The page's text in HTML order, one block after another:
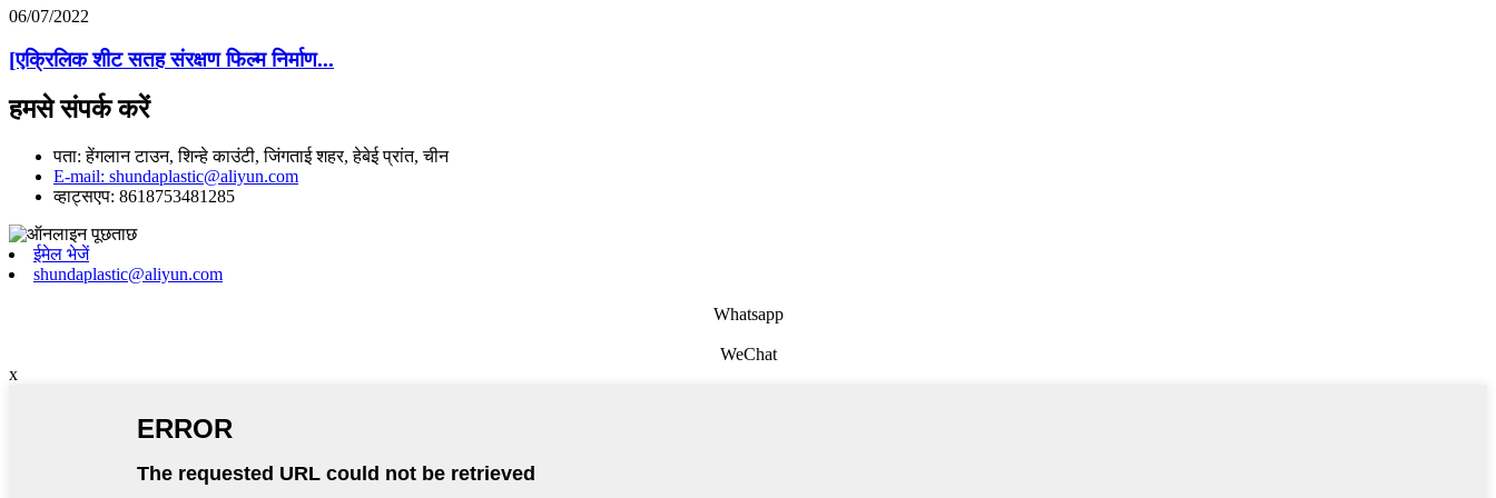
06/07/2022
[एक्रिलिक शीट सतह संरक्षण फिल्म निर्माण...
हमसे संपर्क करें
पता: हेंगलान टाउन, शिन्हे काउंटी, जिंगताई शहर, हेबेई प्रांत, चीन
E-mail: shundaplastic@aliyun.com
व्हाट्सएप: 8618753481285
ईमेल भेजें
shundaplastic@aliyun.com
Whatsapp
WeChat
x